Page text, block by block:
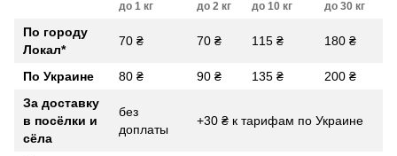
до 1 кг
до 2 кг
до 10 кг
до 30 кг
По городу
Локал*
70 ₴ 70 ₴ 115 ₴ 180 ₴
По Украине 80 ₴ 90 ₴ 135 ₴
200 ₴
За доставку
в посёлки и
сёла
без
доплаты
+30 ₴ к тарифам по Украине